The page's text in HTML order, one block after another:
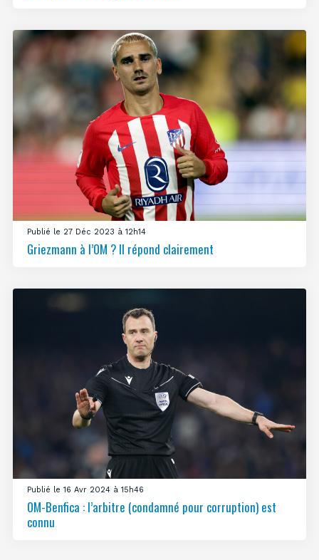
Publié le 27 Déc 2023 à 12h14
Griezmann à l’OM ? Il répond clairement
Publié le 16 Avr 2024 à 15h46
OM-Benfica : l’arbitre (condamné pour corruption) est
connu